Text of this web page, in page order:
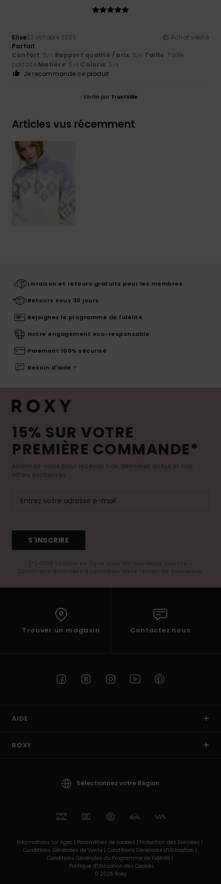
Elise22 octobre 2025
Achat vérifié
Parfait
Confort: 5/5 Rapport qualité / prix: 5/5 Taille: Taille
parfaite Matière: 5 /5 Coloris: 5 /5
Je recommande ce produit
Vérifié par TrustVille
Articles vus récemment
Livraison et retours gratuits pour les membres
Retours sous 30 jours
Rejoignez le programme de fidélité
Notre engagement eco-responsable
Paiement 100% sécurisé
Besoin d'aide ?
15% SUR VOTRE
PREMIÈRE COMMANDE*
Abonnez-vous pour recevoir nos dernières actus et nos
offres exclusives.
S'INSCRIRE
(*) Offre valable en ligne pour les nouveaux inscrits -
Conditions détaillées disponibles dans l'email de bienvenue
Trouver un magasin Contactez nous
AIDE
ROXY
Sélectionnez votre Région
Informations Loi Agec | Paramètres de cookies | Protection des Données |
Conditions Générales de Vente | Conditions Générales d'Utilisation |
Conditions Générales du Programme de Fidélité |
Politique d'Utilisation des Cookies
© 2026 Roxy